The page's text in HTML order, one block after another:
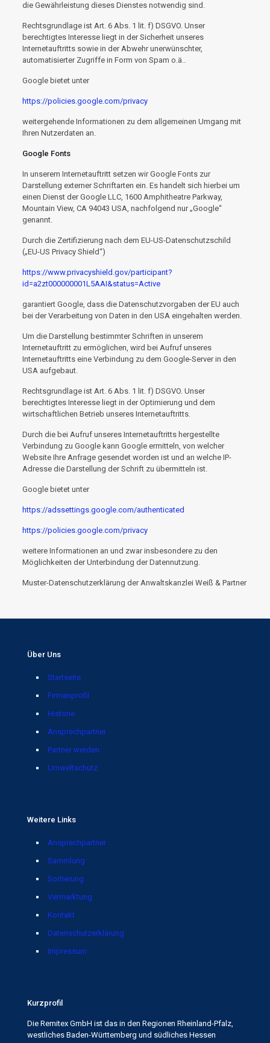
die Gewährleistung dieses Dienstes notwendig sind.
Rechtsgrundlage ist Art. 6 Abs. 1 lit. f) DSGVO. Unser
berechtigtes Interesse liegt in der Sicherheit unseres
Internetauftritts sowie in der Abwehr unerwünschter,
automatisierter Zugriffe in Form von Spam o.ä..
Google bietet unter
https://policies.google.com/privacy
weitergehende Informationen zu dem allgemeinen Umgang mit
Ihren Nutzerdaten an.
Google Fonts
In unserem Internetauftritt setzen wir Google Fonts zur
Darstellung externer Schriftarten ein. Es handelt sich hierbei um
einen Dienst der Google LLC, 1600 Amphitheatre Parkway,
Mountain View, CA 94043 USA, nachfolgend nur „Google“
genannt.
Durch die Zertifizierung nach dem EU-US-Datenschutzschild
(„EU-US Privacy Shield“)
https://www.privacyshield.gov/participant?
id=a2zt000000001L5AAI&status=Active
garantiert Google, dass die Datenschutzvorgaben der EU auch
bei der Verarbeitung von Daten in den USA eingehalten werden.
Um die Darstellung bestimmter Schriften in unserem
Internetauftritt zu ermöglichen, wird bei Aufruf unseres
Internetauftritts eine Verbindung zu dem Google-Server in den
USA aufgebaut.
Rechtsgrundlage ist Art. 6 Abs. 1 lit. f) DSGVO. Unser
berechtigtes Interesse liegt in der Optimierung und dem
wirtschaftlichen Betrieb unseres Internetauftritts.
Durch die bei Aufruf unseres Internetauftritts hergestellte
Verbindung zu Google kann Google ermitteln, von welcher
Website Ihre Anfrage gesendet worden ist und an welche IP-
Adresse die Darstellung der Schrift zu übermitteln ist.
Google bietet unter
https://adssettings.google.com/authenticated
https://policies.google.com/privacy
weitere Informationen an und zwar insbesondere zu den
Möglichkeiten der Unterbindung der Datennutzung.
Muster-Datenschutzerklärung der Anwaltskanzlei Weiß & Partner
Über Uns
Startseite
Firmenprofil
Historie
Ansprechpartner
Partner werden
Umweltschutz
Weitere Links
Ansprechpartner
Sammlung
Sortierung
Vermarktung
Kontakt
Datenschutzerklärung
Impressum
Kurzprofil
Die Remitex GmbH ist das in den Regionen Rheinland-Pfalz,
westliches Baden-Württemberg und südliches Hessen